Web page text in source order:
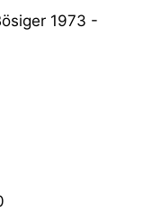
1973 -